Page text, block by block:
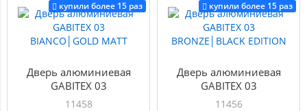
купили более 15 раз
Дверь алюминиевая
GABITEX 03
BIANCO│GOLD MATT
11458
купили более 15 раз
Дверь алюминиевая
GABITEX 03
BRONZE│BLACK EDITION
11456